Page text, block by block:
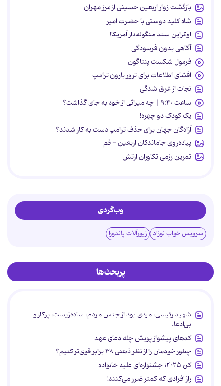
بازگشت زوار اربعین حسینی از مرز مهران
شاه کلید دوستی با حضرت امیر
اوکراین سند منگوله‌دار آمریکا!
آگاهی بدون فرسودگی
فرمول شکست پنتاگون
افشای اطلاعات برای ترور بارون ترامپ
نجات از غرق شدگی
ساعت ۹:۴۰ | چه میراثی از خود به جای گذاشت؟
یک کودک دو چهره!
آزادگان جهان برای حذف ترامپ دست به کار شدند؟
پیاده‌روی جاماندگان اربعین - قم
تمرین رزمی تکاوران ارتش
وب‌گردی
سرویس خواب نوزاد زیورآلات پاندورا
پربحث‌ها
شهید رئیسی، مردی بود از جنس مردم، ساده‌زیست، پرکار و
بی‌ادعا.
کدهای پیشواز پویش چله دعای عهد
چطور خودمان را از نظر ذهنی ۳۸ برابر قوی‌تر کنیم؟
کن ۲۰۲۵؛ جشنواره‌ای علیه خانواده
راز افرادی که کمتر ضرر می‌کنند!